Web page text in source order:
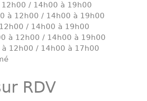
/ 14h00 à 19h00
à 12h00 / 14h00 à 19h00
/ 14h00 à 19h00
à 12h00 / 14h00 à 19h00
à 12h00 / 14h00 à 17h00
RDV